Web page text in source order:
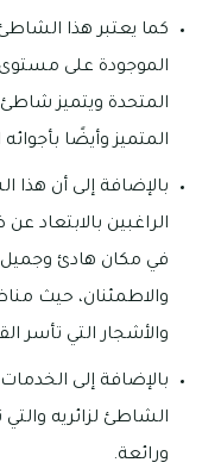
كما يعتبر هذا
الموجودة على مستوى
المتحدة ويتميز
المتميز وأيضًا
بالإضافة إلى أن هذا
الراغبين بالابتعاد
في مكان هادئ وجميل
والاطمئنان، حيث
والأشجار التي تأسر
بالإضافة إلى الخدمات
الشاطئ لزائريه
ورائعة.